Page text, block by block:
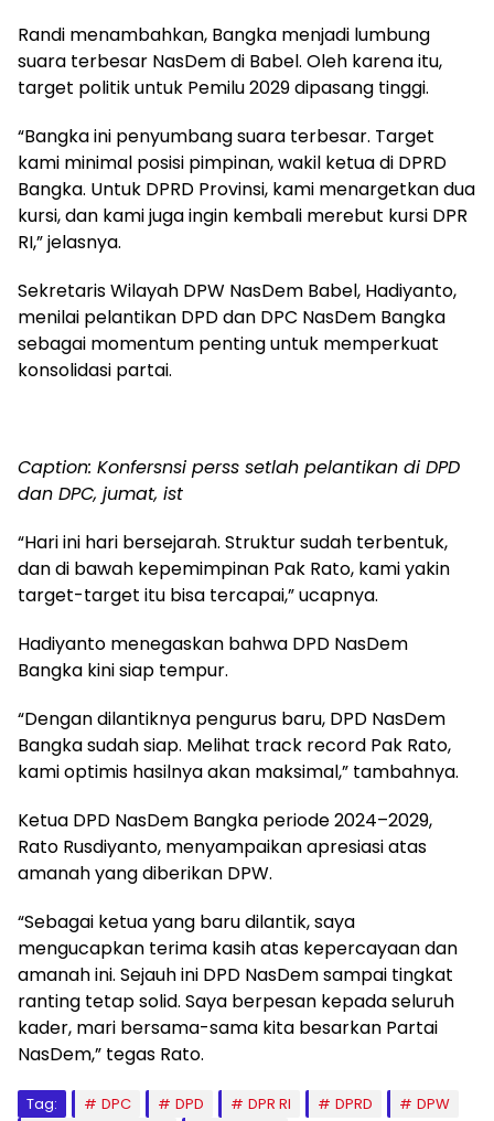
Randi menambahkan, Bangka menjadi lumbung
suara terbesar NasDem di Babel. Oleh karena itu,
target politik untuk Pemilu 2029 dipasang tinggi.
“Bangka ini penyumbang suara terbesar. Target
kami minimal posisi pimpinan, wakil ketua di DPRD
Bangka. Untuk DPRD Provinsi, kami menargetkan dua
kursi, dan kami juga ingin kembali merebut kursi DPR
RI,” jelasnya.
Sekretaris Wilayah DPW NasDem Babel, Hadiyanto,
menilai pelantikan DPD dan DPC NasDem Bangka
sebagai momentum penting untuk memperkuat
konsolidasi partai.
Caption: Konfersnsi perss setlah pelantikan di DPD
dan DPC, jumat, ist
“Hari ini hari bersejarah. Struktur sudah terbentuk,
dan di bawah kepemimpinan Pak Rato, kami yakin
target-target itu bisa tercapai,” ucapnya.
Hadiyanto menegaskan bahwa DPD NasDem
Bangka kini siap tempur.
“Dengan dilantiknya pengurus baru, DPD NasDem
Bangka sudah siap. Melihat track record Pak Rato,
kami optimis hasilnya akan maksimal,” tambahnya.
Ketua DPD NasDem Bangka periode 2024–2029,
Rato Rusdiyanto, menyampaikan apresiasi atas
amanah yang diberikan DPW.
“Sebagai ketua yang baru dilantik, saya
mengucapkan terima kasih atas kepercayaan dan
amanah ini. Sejauh ini DPD NasDem sampai tingkat
ranting tetap solid. Saya berpesan kepada seluruh
kader, mari bersama-sama kita besarkan Partai
NasDem,” tegas Rato.
Tag: DPC DPD DPR RI DPRD DPW